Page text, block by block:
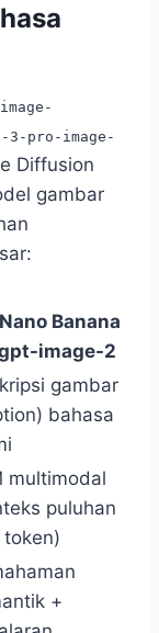
3-pro-image-
Diffusion
gambar
Banana
image-2
gambar
bahasa
multimodal
puluhan
token)
+